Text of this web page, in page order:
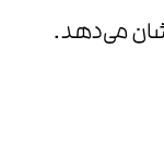
می‌دهد.